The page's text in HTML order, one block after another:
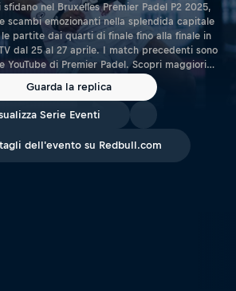
nel Bruxelles Premier Padel P2 2025,
scambi emozionanti nella splendida capitale
partite dai quarti di finale fino alla finale in
dal 25 al 27 aprile. I match precedenti sono
YouTube di Premier Padel. Scopri maggiori
sui biglietti, sulla programmazione delle
dei giocatori e sulle ultime news sul sito
ufficiale di Premier Padel.
Guarda la replica
Serie Eventi
dell'evento su Redbull.com